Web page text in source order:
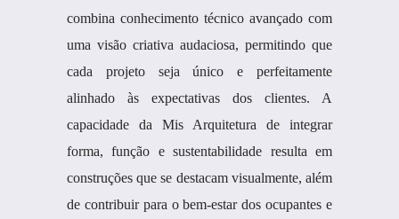
combina conhecimento técnico avançado com
uma visão criativa audaciosa, permitindo que
cada projeto seja único e perfeitamente
alinhado às expectativas dos clientes. A
capacidade da Mis Arquitetura de integrar
forma, função e sustentabilidade resulta em
construções que se destacam visualmente, além
de contribuir para o bem-estar dos ocupantes e